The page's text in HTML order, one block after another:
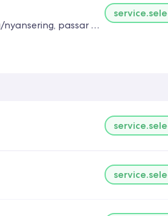
Passar dig som vill färga utväxten samt uppfräschning av längder med toning/nyansering, passar även dig som vill förändra din hårfärg till det mörkare. I behandlingen ingår konsultation, schamponering med lätt hårbottenmassage samt lätt styling. Vid färgning önskas det att du kommer med nytvättat hår och utan styling produkter i håret. Om du är osäker på vilket alternativ du ska välja är du varmt välkommen att höra av dig så hjälper vi dig.